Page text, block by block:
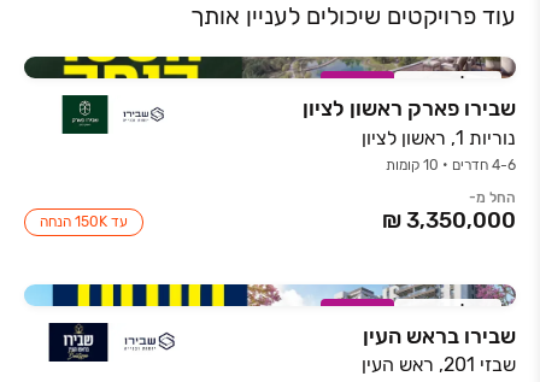
עוד פרויקטים שיכולים לעניין אותך
אכלוס קרוב במבצע
שבירו פארק ראשון לציון
נוריות 1, ראשון לציון
4-6 חדרים • 10 קומות
החל מ-
עד 150K הנחה
אכלוס קרוב במבצע
שבירו בראש העין
שבזי 201, ראש העין